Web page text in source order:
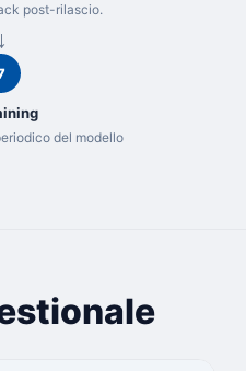
post-rilascio.
del modello